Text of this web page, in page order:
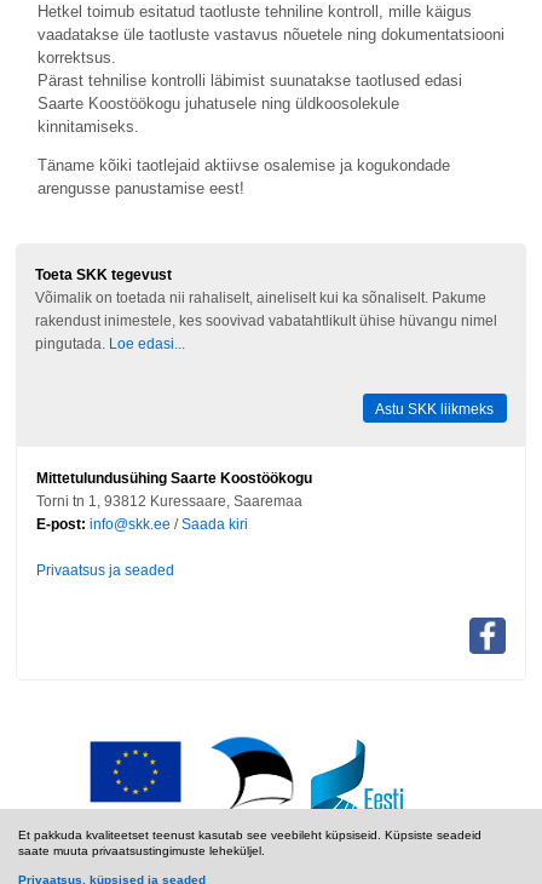
Et pakkuda kvaliteetset teenust kasutab see veebileht küpsiseid. Küpsiste seadeid
saate muuta privaatsustingimuste leheküljel.
Privaatsus, küpsised ja seaded
Hetkel toimub esitatud taotluste tehniline kontroll, mille käigus
vaadatakse üle taotluste vastavus nõuetele ning dokumentatsiooni
korrektsus.
Pärast tehnilise kontrolli läbimist suunatakse taotlused edasi
Saarte Koostöökogu juhatusele ning üldkoosolekule
kinnitamiseks.
Täname kõiki taotlejaid aktiivse osalemise ja kogukondade
arengusse panustamise eest!
Toeta SKK tegevust
Võimalik on toetada nii rahaliselt, aineliselt kui ka sõnaliselt. Pakume
rakendust inimestele, kes soovivad vabatahtlikult ühise hüvangu nimel
pingutada.
Loe edasi...
Astu SKK liikmeks
Mittetulundusühing Saarte Koostöökogu
Torni tn 1, 93812 Kuressaare, Saaremaa
E-post: info@skk.ee /Saada kiri
Privaatsus ja seaded